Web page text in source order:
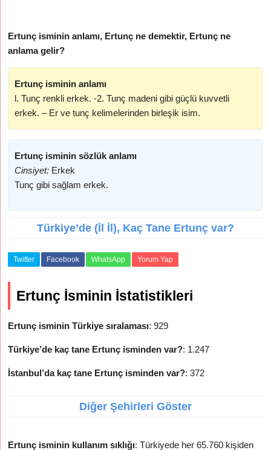
Ertunç isminin anlamı, Ertunç ne demektir, Ertunç ne
anlama gelir?
Ertunç isminin anlamı
l. Tunç renkli erkek. -2. Tunç madeni gibi güçlü kuvvetli
erkek. – Er ve tunç kelimelerinden birleşik isim.
Ertunç isminin sözlük anlamı
Cinsiyet: Erkek
Tunç gibi sağlam erkek.
Türkiye’de (İl İl), Kaç Tane Ertunç var?
Twitter Facebook WhatsApp Yorum Yap
Ertunç İsminin İstatistikleri
Ertunç isminin Türkiye sıralaması: 929
Türkiye’de kaç tane Ertunç isminden var?: 1.247
İstanbul’da kaç tane Ertunç isminden var?: 372
Diğer Şehirleri Göster
Ertunç isminin kullanım sıklığı: Türkiyede her 65.760 kişiden